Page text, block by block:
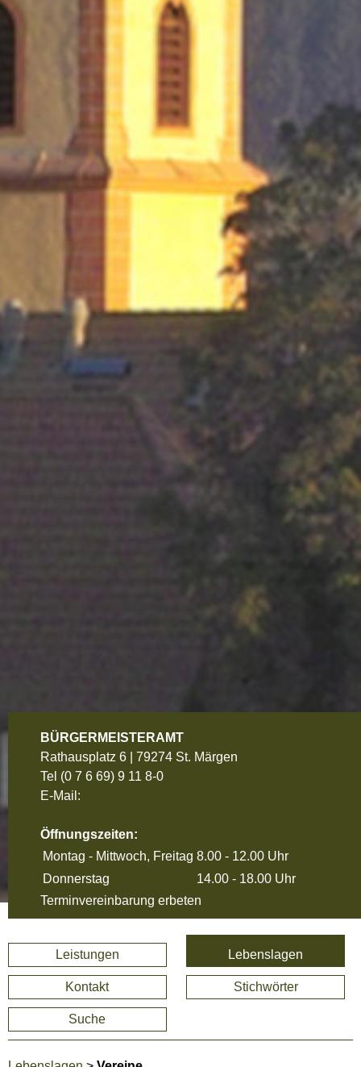
BÜRGERMEISTERAMT
Rathausplatz 6 | 79274 St. Märgen
Tel (0 7 6 69) 9 11 8-0
E-Mail:
Öffnungszeiten:
Montag - Mittwoch, Freitag 8.00 - 12.00 Uhr
Donnerstag
14.00 - 18.00 Uhr
Terminvereinbarung erbeten
Leistungen Lebenslagen
Kontakt Stichwörter
Suche